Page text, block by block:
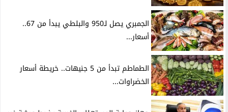
الجمبري يصل لـ950 والبلطي يبدأ من 67..
أسعار...
الطماطم تبدأ من 5 جنيهات.. خريطة أسعار
الخضراوات...